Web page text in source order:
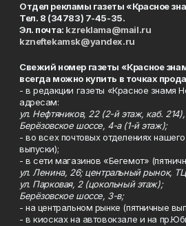
Отдел рекламы газеты «Красное
Тел. 8 (34783) 7-45-35.
Эл. почта: kzreklama@mail.ru
kzneftekamsk@yandex.ru
Свежий номер газеты «Красное
всегда можно купить в точках
- в редакции газеты «Красное знамя
адресам:
ул. Нефтяников, 22 (2-й этаж, каб. 214),
Берёзовское шоссе, 4-а (1-й этаж);
- во всех почтовых отделениях
выпуски);
- в сети магазинов «Бегемот»
ул. Ленина, 26; центральный рынок,
ул. Парковая, 2 (цокольный этаж);
Берёзовское шоссе, 3-в;
- на центральном рынке (пятничные
- в киосках на автовокзале и на